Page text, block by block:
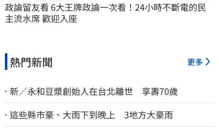
政論留友看 6大王牌政論一次看！24小時不斷電的民
主流水席 歡迎入座
熱門新聞 更多
新／永和豆漿創始人在台北離世 享壽70歲
這些縣市豪、大雨下到晚上 3地方大豪雨